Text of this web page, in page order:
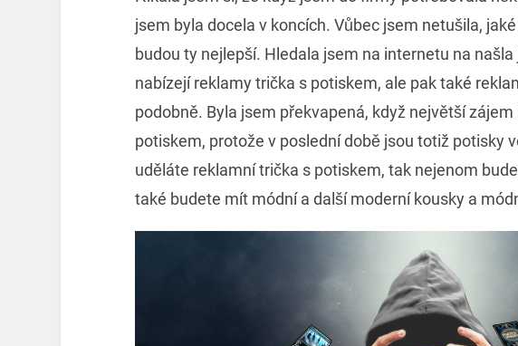
jsem byla docela v koncích. Vůbec jsem netušila,
budou ty nejlepší. Hledala jsem na internetu na
nabízejí reklamy trička s potiskem, ale pak také
podobně. Byla jsem překvapená, když největší
potiskem, protože v poslední době jsou totiž potisky
uděláte reklamní trička s potiskem, tak nejenom
také budete mít módní a další moderní kousky a